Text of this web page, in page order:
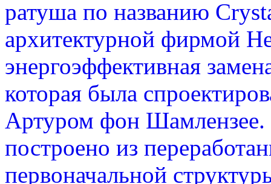
ратуша по названию
архитектурной фирмой
энергоэффективная
которая была
Артуром фон Шамлензее.
построено из
первоначальной